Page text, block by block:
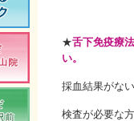
★舌下免疫療
い。
採血結果がな
検査が必要な